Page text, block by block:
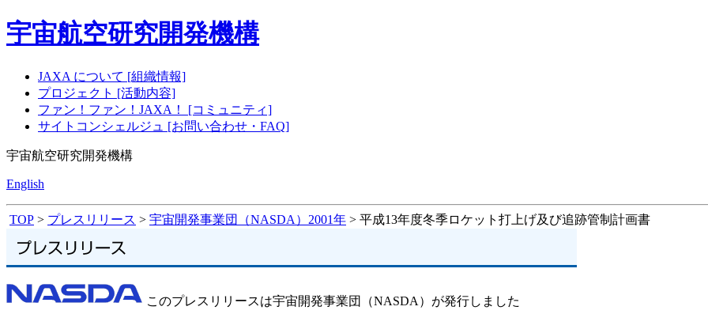
宇宙航空研究開発機構
JAXA について [組織情報]
プロジェクト [活動内容]
ファン！ファン！JAXA！ [コミュニティ]
サイトコンシェルジュ [お問い合わせ・FAQ]
宇宙航空研究開発機構
English
TOP > プレスリリース > 宇宙開発事業団（NASDA）2001年 > 平成13年度冬季ロケット打上げ及び追跡管制計画書
このプレスリリースは宇宙開発事業団（NASDA）が発行しました